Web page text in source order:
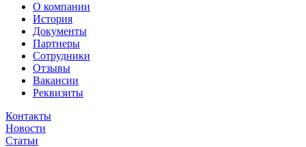
О компании
История
Документы
Партнеры
Сотрудники
Отзывы
Вакансии
Реквизиты
Контакты
Новости
Статьи